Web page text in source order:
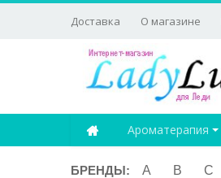
Доставка О магазине
Ароматерапия
БРЕНДЫ: A B C